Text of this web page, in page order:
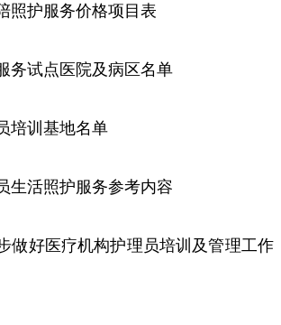
护服务价格项目表
试点医院及病区名单
训基地名单
活照护服务参考内容
好医疗机构护理员培训及管理工作